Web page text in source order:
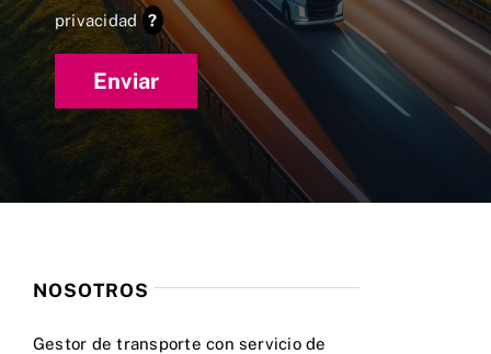
privacidad
?
NOSOTROS
Gestor de transporte con servicio de